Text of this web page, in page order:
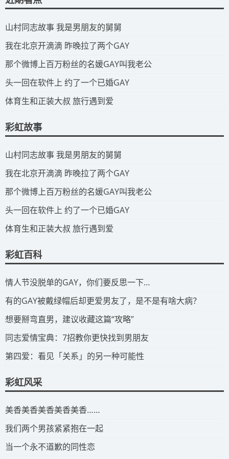
​山村同志故事 我是男朋友的舅舅
​我在北京开滴滴 昨晚拉了两个GAY
​那个微博上百万粉丝的名媛GAY叫我老公
​头一回在软件上 约了一个已婚GAY
​体育生和正装大叔 旅行遇到爱
彩虹故事
​山村同志故事 我是男朋友的舅舅
​我在北京开滴滴 昨晚拉了两个GAY
​那个微博上百万粉丝的名媛GAY叫我老公
​头一回在软件上 约了一个已婚GAY
​体育生和正装大叔 旅行遇到爱
彩虹百科
​情人节没脱单的GAY，你们要反思一下…
​有的GAY被戴绿帽后却更爱男友了，是不是有啥大病？
​想要掰弯直男，建议收藏这篇“攻略”
​同志爱情宝典：7招教你更快找到男朋友
​第四爱：看见「关系」的另一种可能性
彩虹风采
​美香美香美香美香美香……
我们两个男孩紧紧抱在一起
当一个永不道歉的同性恋